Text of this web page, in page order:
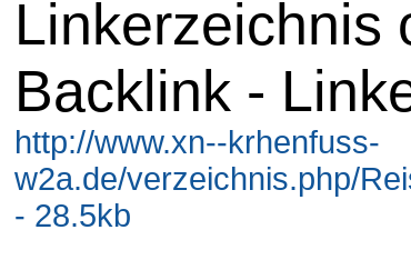
Linkerzeichnis
Backlink -
http://www.xn--krhenfuss-
w2a.de/verzeichnis.php/
- 28.5kb